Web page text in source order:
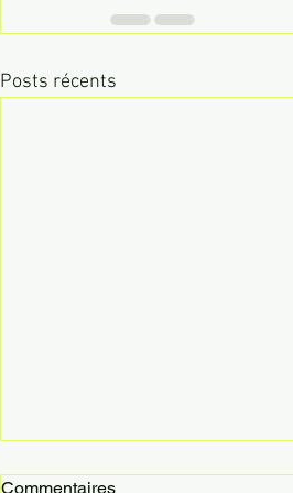
Posts récents
Commentaires